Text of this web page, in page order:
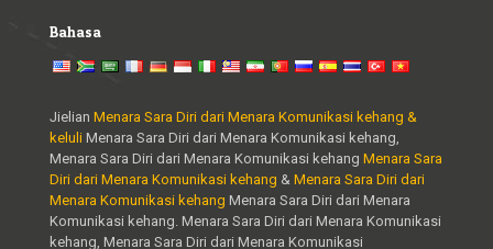
Bahasa
Jielian Menara Sara Diri dari Menara Komunikasi kehang &
keluli Menara Sara Diri dari Menara Komunikasi kehang,
Menara Sara Diri dari Menara Komunikasi kehang Menara Sara
Diri dari Menara Komunikasi kehang & Menara Sara Diri dari
Menara Komunikasi kehang Menara Sara Diri dari Menara
Komunikasi kehang. Menara Sara Diri dari Menara Komunikasi
kehang, Menara Sara Diri dari Menara Komunikasi